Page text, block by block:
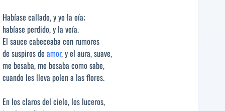
Habíase callado, y yo la oía;
habíase perdido, y la veía.
El sauce cabeceaba con rumores
de suspiros de amor, y el aura, suave,
me besaba, me besaba como sabe,
cuando les lleva polen a las flores.
En los claros del cielo, los luceros,